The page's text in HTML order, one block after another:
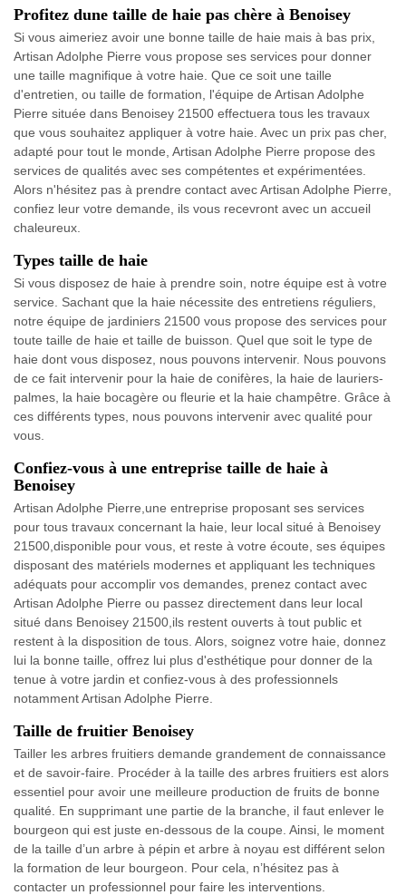
Profitez dune taille de haie pas chère à Benoisey
Si vous aimeriez avoir une bonne taille de haie mais à bas prix,
Artisan Adolphe Pierre vous propose ses services pour donner
une taille magnifique à votre haie. Que ce soit une taille
d'entretien, ou taille de formation, l'équipe de Artisan Adolphe
Pierre située dans Benoisey 21500 effectuera tous les travaux
que vous souhaitez appliquer à votre haie. Avec un prix pas cher,
adapté pour tout le monde, Artisan Adolphe Pierre propose des
services de qualités avec ses compétentes et expérimentées.
Alors n'hésitez pas à prendre contact avec Artisan Adolphe Pierre,
confiez leur votre demande, ils vous recevront avec un accueil
chaleureux.
Types taille de haie
Si vous disposez de haie à prendre soin, notre équipe est à votre
service. Sachant que la haie nécessite des entretiens réguliers,
notre équipe de jardiniers 21500 vous propose des services pour
toute taille de haie et taille de buisson. Quel que soit le type de
haie dont vous disposez, nous pouvons intervenir. Nous pouvons
de ce fait intervenir pour la haie de conifères, la haie de lauriers-
palmes, la haie bocagère ou fleurie et la haie champêtre. Grâce à
ces différents types, nous pouvons intervenir avec qualité pour
vous.
Confiez-vous à une entreprise taille de haie à
Benoisey
Artisan Adolphe Pierre,une entreprise proposant ses services
pour tous travaux concernant la haie, leur local situé à Benoisey
21500,disponible pour vous, et reste à votre écoute, ses équipes
disposant des matériels modernes et appliquant les techniques
adéquats pour accomplir vos demandes, prenez contact avec
Artisan Adolphe Pierre ou passez directement dans leur local
situé dans Benoisey 21500,ils restent ouverts à tout public et
restent à la disposition de tous. Alors, soignez votre haie, donnez
lui la bonne taille, offrez lui plus d'esthétique pour donner de la
tenue à votre jardin et confiez-vous à des professionnels
notamment Artisan Adolphe Pierre.
Taille de fruitier Benoisey
Tailler les arbres fruitiers demande grandement de connaissance
et de savoir-faire. Procéder à la taille des arbres fruitiers est alors
essentiel pour avoir une meilleure production de fruits de bonne
qualité. En supprimant une partie de la branche, il faut enlever le
bourgeon qui est juste en-dessous de la coupe. Ainsi, le moment
de la taille d’un arbre à pépin et arbre à noyau est différent selon
la formation de leur bourgeon. Pour cela, n’hésitez pas à
contacter un professionnel pour faire les interventions.